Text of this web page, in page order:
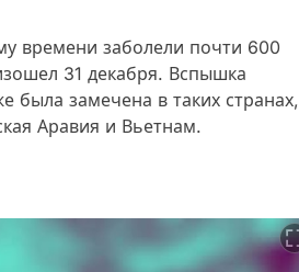
времени заболели почти 600
31 декабря. Вспышка
была замечена в таких странах,
Аравия и Вьетнам.